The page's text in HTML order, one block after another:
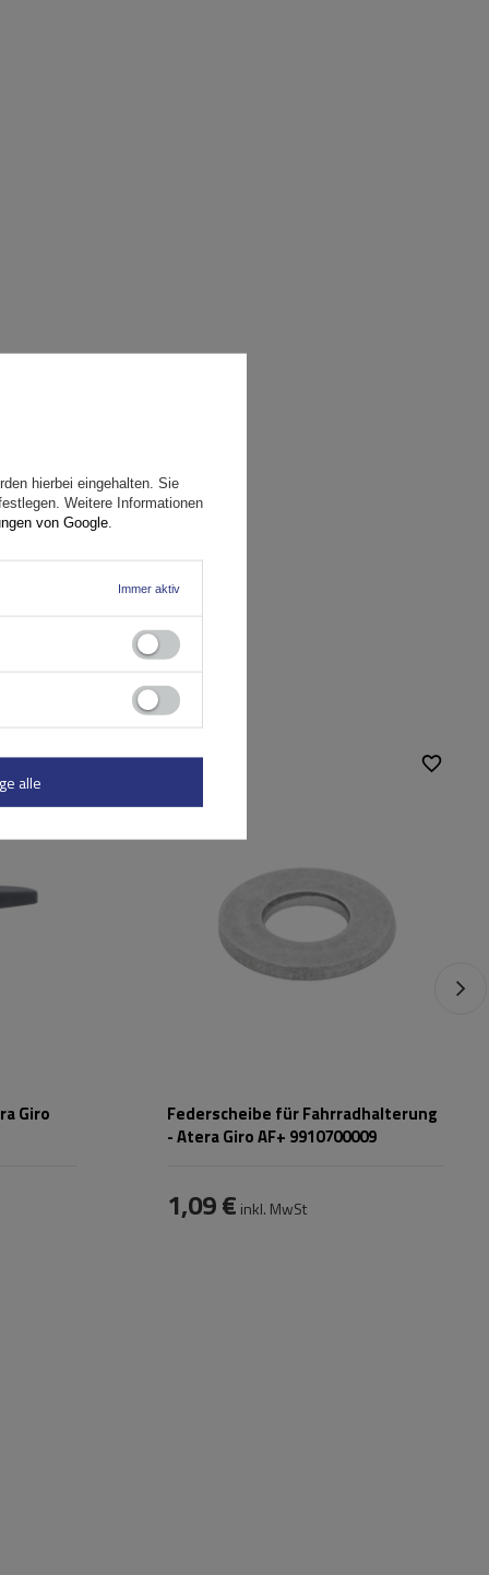
Giro
Federscheibe für Fahrradhalterung
- Atera Giro AF+ 9910700009
1,09 € inkl. MwSt
hierbei eingehalten. Sie
Weitere Informationen
von Google
Immer aktiv
alle